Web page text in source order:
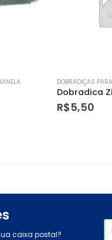
DOBRADIÇAS
R$11,60
caixa postal?